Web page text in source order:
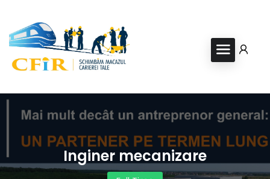
Inginer mecanizare